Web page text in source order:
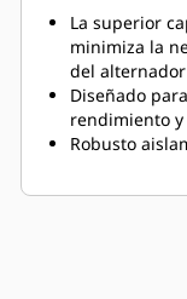
La superior
minimiza la
del alternador
Diseñado
rendimiento
Robusto